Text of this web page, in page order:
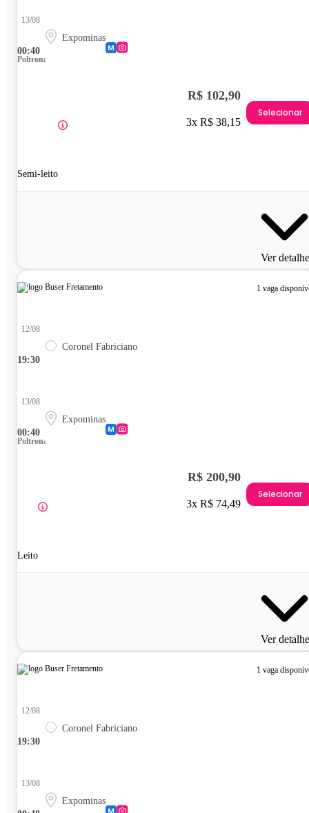
00:40
13/08
Expominas
Poltrona
Semi-leito
R$ 102,90
3x R$ 38,15
Selecionar
Ver
1 vaga
19:30
12/08
Coronel Fabriciano
00:40
13/08
Expominas
Poltrona
Leito
R$ 200,90
3x R$ 74,49
Selecionar
Ver
1 vaga
19:30
12/08
Coronel Fabriciano
13/08
Expominas